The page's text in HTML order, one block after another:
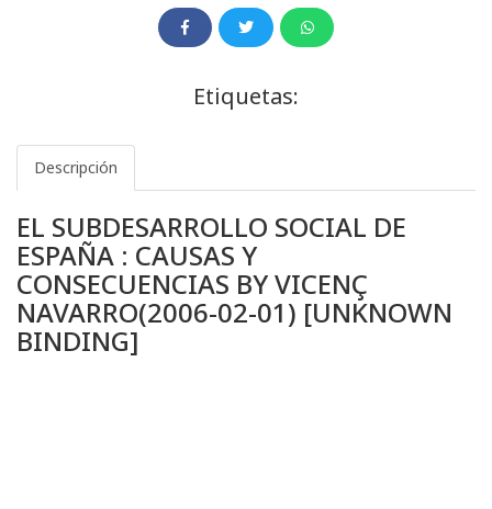
Etiquetas:
Descripción
EL SUBDESARROLLO SOCIAL DE
ESPAÑA : CAUSAS Y
CONSECUENCIAS BY VICENÇ
NAVARRO(2006-02-01) [UNKNOWN
BINDING]